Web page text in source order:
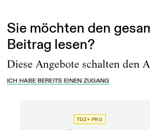
Sie möchten den
Beitrag lesen?
Diese Angebote schalten den
ICH HABE BEREITS EINEN ZUGANG
TDZ+ PRO